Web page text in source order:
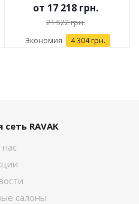
от 17 218 грн.
21 522 грн.
Экономия 4 304 грн.
RAVAK
салоны